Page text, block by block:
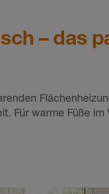
– das
Für warme Füße